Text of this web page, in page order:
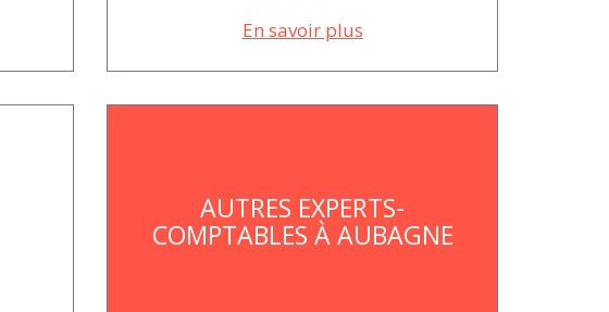
En savoir plus
AUTRES EXPERTS-
COMPTABLES À AUBAGNE